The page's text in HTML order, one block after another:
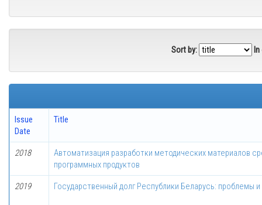
Sort by: In
Issue
Date
Title
2018
Автоматизация разработки методических материалов
программных продуктов
2019 Государственный долг Республики Беларусь: проблемы